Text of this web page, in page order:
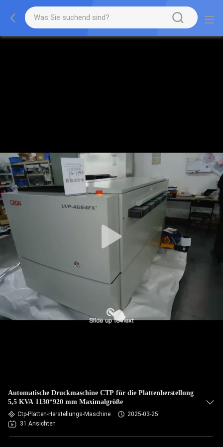
Automatische Druckmaschine CTP für die Plattenherstellung
5,5 KVA 1130*920 mm Maximalgröße
Ctp-Platten-Herstellungs-Maschine
2025-03-25
31 Ansichten